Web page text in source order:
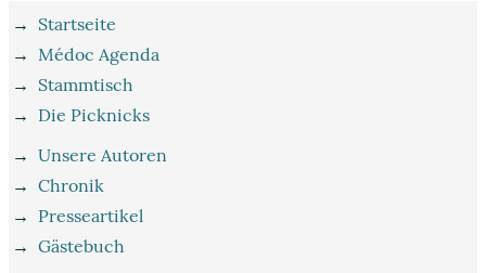
→ Startseite
→Médoc Agenda
→ Stammtisch
→ Die Picknicks
→Unsere Autoren
→Chronik
→ Presseartikel
→Gästebuch